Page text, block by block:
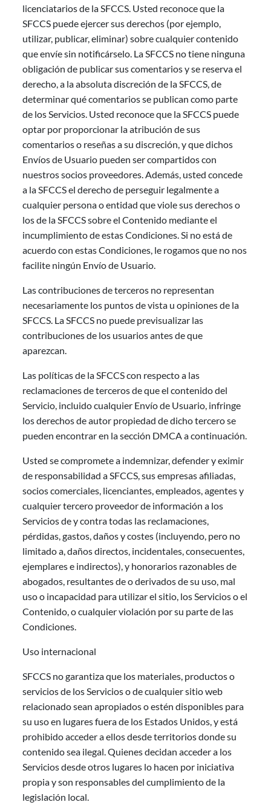
licenciatarios de la SFCCS. Usted reconoce que la
SFCCS puede ejercer sus derechos (por ejemplo,
utilizar, publicar, eliminar) sobre cualquier contenido
que envíe sin notificárselo. La SFCCS no tiene ninguna
obligación de publicar sus comentarios y se reserva el
derecho, a la absoluta discreción de la SFCCS, de
determinar qué comentarios se publican como parte
de los Servicios. Usted reconoce que la SFCCS puede
optar por proporcionar la atribución de sus
comentarios o reseñas a su discreción, y que dichos
Envíos de Usuario pueden ser compartidos con
nuestros socios proveedores. Además, usted concede
a la SFCCS el derecho de perseguir legalmente a
cualquier persona o entidad que viole sus derechos o
los de la SFCCS sobre el Contenido mediante el
incumplimiento de estas Condiciones. Si no está de
acuerdo con estas Condiciones, le rogamos que no nos
facilite ningún Envío de Usuario.
Las contribuciones de terceros no representan
necesariamente los puntos de vista u opiniones de la
SFCCS. La SFCCS no puede previsualizar las
contribuciones de los usuarios antes de que
aparezcan.
Las políticas de la SFCCS con respecto a las
reclamaciones de terceros de que el contenido del
Servicio, incluido cualquier Envío de Usuario, infringe
los derechos de autor propiedad de dicho tercero se
pueden encontrar en la sección DMCA a continuación.
Usted se compromete a indemnizar, defender y eximir
de responsabilidad a SFCCS, sus empresas afiliadas,
socios comerciales, licenciantes, empleados, agentes y
cualquier tercero proveedor de información a los
Servicios de y contra todas las reclamaciones,
pérdidas, gastos, daños y costes (incluyendo, pero no
limitado a, daños directos, incidentales, consecuentes,
ejemplares e indirectos), y honorarios razonables de
abogados, resultantes de o derivados de su uso, mal
uso o incapacidad para utilizar el sitio, los Servicios o el
Contenido, o cualquier violación por su parte de las
Condiciones.
Uso internacional
SFCCS no garantiza que los materiales, productos o
servicios de los Servicios o de cualquier sitio web
relacionado sean apropiados o estén disponibles para
su uso en lugares fuera de los Estados Unidos, y está
prohibido acceder a ellos desde territorios donde su
contenido sea ilegal. Quienes decidan acceder a los
Servicios desde otros lugares lo hacen por iniciativa
propia y son responsables del cumplimiento de la
legislación local.